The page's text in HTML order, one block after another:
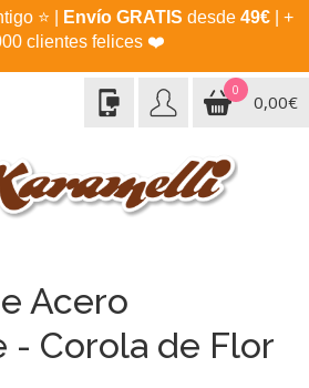
⭐ Envío GRATIS desde 49€| +
clientes felices ❤️
0
0,00€
Acero
- Corola de Flor